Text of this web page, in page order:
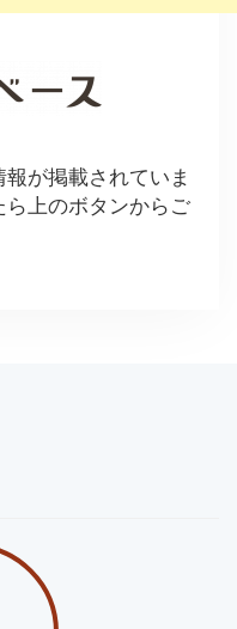
が掲載されていま
上のボタンからご